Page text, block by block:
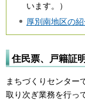
います。）
厚別南地区の
住民票、戸籍証
まちづくりセンター
取り次ぎ業務を行っ